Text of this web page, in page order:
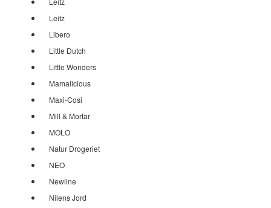
Leitz
Libero
Little Dutch
Little Wonders
Mamalicious
Maxi-Cosi
Mill & Mortar
MOLO
Natur Drogeriet
NEO
Newline
Nilens Jord